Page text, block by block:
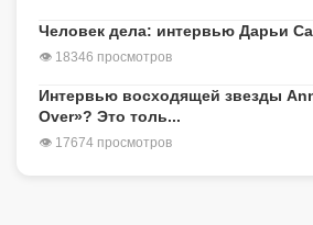
Человек дела: интервью Дарьи
👁 18346 просмотров
Интервью восходящей звезды
Over»? Это толь...
👁 17674 просмотров